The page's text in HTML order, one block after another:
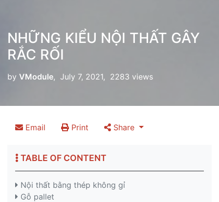
NHỮNG KIỂU NỘI THẤT GÂY
RẮC RỐI
by VModule, July 7, 2021, 2283 views
Email Print Share
TABLE OF CONTENT
Nội thất bằng thép không gỉ
Gỗ pallet